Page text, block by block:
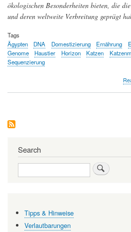
ökologischen Besonderheiten bieten, die
und deren weltweite Verbreitung geprägt
Tags
Ägypten
DNA Domestizierung Ernährung
Genome
Haustier Horizon Katzen
Sequenzierung
Search
Search
Tipps & Hinweise
Verlautbarungen